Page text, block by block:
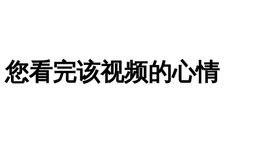
上海警方1天接到25起宣扬"末日"警情
您看完该视频的心情